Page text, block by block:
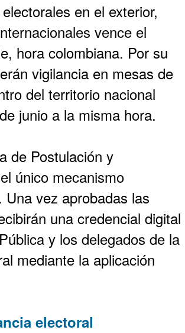
en el exterior,
vence el
hora colombiana. Por su
vigilancia en mesas de
del territorio nacional
junio a la misma hora.
de Postulación y
único mecanismo
vez aprobadas las
una credencial digital
y los delegados de la
mediante la aplicación
electoral